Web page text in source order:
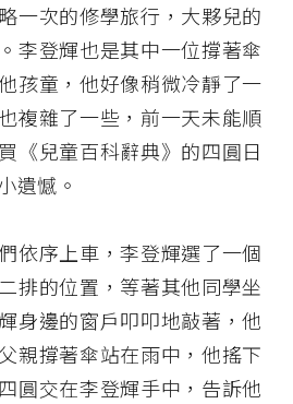
一次的修學旅行，大夥兒的
李登輝也是其中一位撐著傘
孩童，他好像稍微冷靜了一
複雜了一些，前一天未能順
《兒童百科辭典》的四圓日
遺憾。
依序上車，李登輝選了一個
排的位置，等著其他同學坐
身邊的窗戶叩叩地敲著，他
親撐著傘站在雨中，他搖下
圓交在李登輝手中，告訴他